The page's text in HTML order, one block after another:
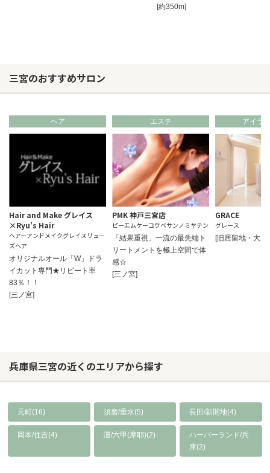
[約350m]
三宮のおすすめサロン
ヘア
Hair and Make グレイス
×Ryu's Hair
ヘアーアンドメイクグレイスリュー
ズヘア
オリジナルオール「W」ドラ
イカット専門★リピート率
83％！！
[三ノ宮]
エステ
PMK 神戸三宮店
ピーエムケーコウベサンノミヤテン
「結果重視」一流の最先端ト
リートメントを極上空間で体
感☆
[三ノ宮]
アイラ
GRACE
グレース
[旧居留地・大丸
兵庫県三宮の近くのエリアから探す
元町(16) 須磨/垂水(5) 長田/新開地(4)
岡本/住吉(4) 灘/六甲(摩耶)(2)
ハーバーランド/兵
庫(2)